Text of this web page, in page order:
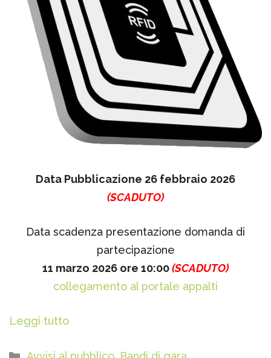
Data Pubblicazione 26 febbraio 2026
(SCADUTO)
Data scadenza presentazione domanda di
partecipazione
11 marzo 2026 ore 10:00(SCADUTO)
collegamento al portale appalti
Leggi tutto
Categorie